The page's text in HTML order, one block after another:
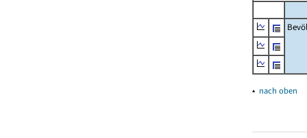
▴ nach oben